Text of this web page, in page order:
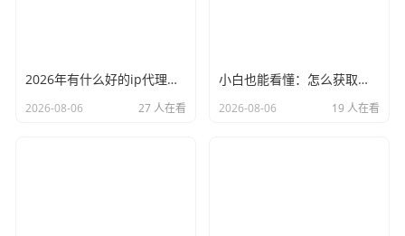
2026年有什么好的ip代理软件？亲测后我只推荐这几个
2026-08-06 27 人在看
小白也能看懂：怎么获取代理ip和端口号，一步步教会你
2026-08-06 19 人在看